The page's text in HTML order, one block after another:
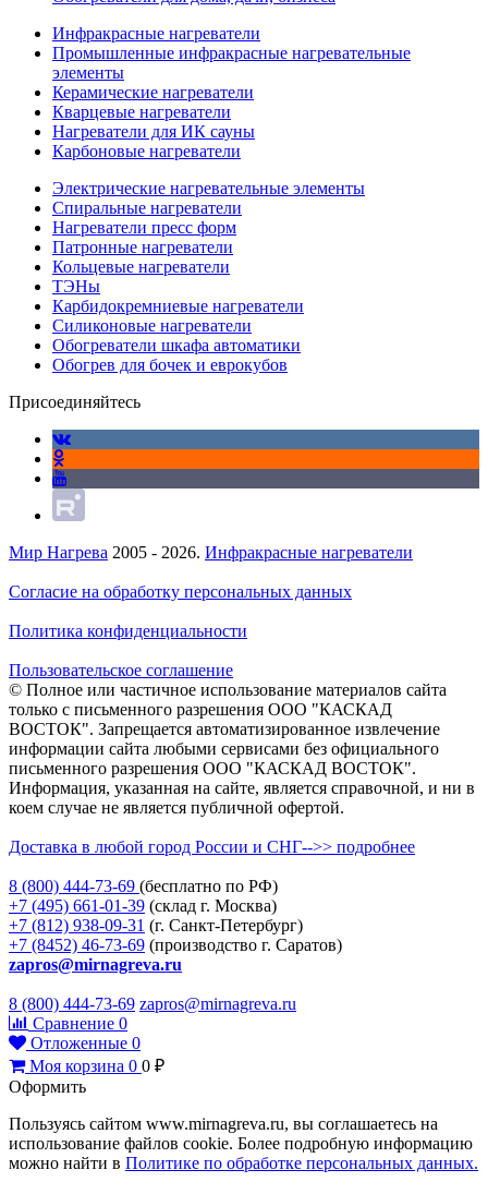
Инфракрасные нагреватели
Промышленные инфракрасные нагревательные
элементы
Керамические нагреватели
Кварцевые нагреватели
Нагреватели для ИК сауны
Карбоновые нагреватели
Электрические нагревательные элементы
Спиральные нагреватели
Нагреватели пресс форм
Патронные нагреватели
Кольцевые нагреватели
ТЭНы
Карбидокремниевые нагреватели
Силиконовые нагреватели
Обогреватели шкафа автоматики
Обогрев для бочек и еврокубов
Присоединяйтесь
Мир Нагрева 2005 - 2026. Инфракрасные нагреватели
Согласие на обработку персональных данных
Политика конфиденциальности
Пользовательское соглашение
© Полное или частичное использование материалов сайта
только с письменного разрешения ООО "КАСКАД
ВОСТОК". Запрещается автоматизированное извлечение
информации сайта любыми сервисами без официального
письменного разрешения ООО "КАСКАД ВОСТОК".
Информация, указанная на сайте, является справочной, и ни в
коем случае не является публичной офертой.
Доставка в любой город России и СНГ-->> подробнее
8 (800) 444-73-69 (бесплатно по РФ)
+7 (495) 661-01-39 (склад г. Москва)
+7 (812) 938-09-31 (г. Санкт-Петербург)
+7 (8452) 46-73-69 (производство г. Саратов)
zapros@mirnagreva.ru
8 (800) 444-73-69 zapros@mirnagreva.ru
Сравнение 0
Отложенные 0
Моя корзина 0 0 ₽
Оформить
Пользуясь сайтом www.mirnagreva.ru, вы соглашаетесь на
использование файлов cookie. Более подробную информацию
можно найти в Политике по обработке персональных данных.